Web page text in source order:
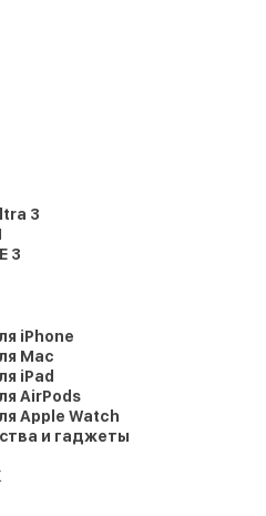
3
3
iPhone
Mac
iPad
AirPods
Apple Watch
и гаджеты